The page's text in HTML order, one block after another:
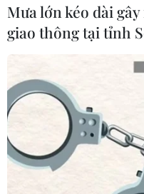
Mưa lớn kéo dài
giao thông tại tỉnh